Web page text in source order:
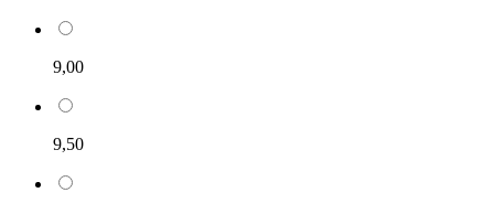
9,00
9,50